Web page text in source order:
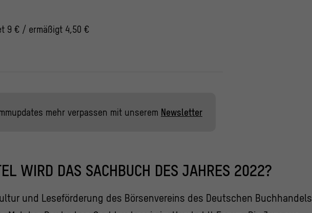
9 € / ermäßigt 4,50 €
mehr verpassen mit unserem Newsletter
WIRD DAS SACHBUCH DES JAHRES 2022?
und Leseförderung des Börsenvereins des Deutschen Buchhandels